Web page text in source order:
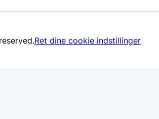
Ret dine cookie indstillinger